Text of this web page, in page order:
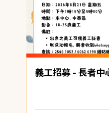
義工招募 - 長者中